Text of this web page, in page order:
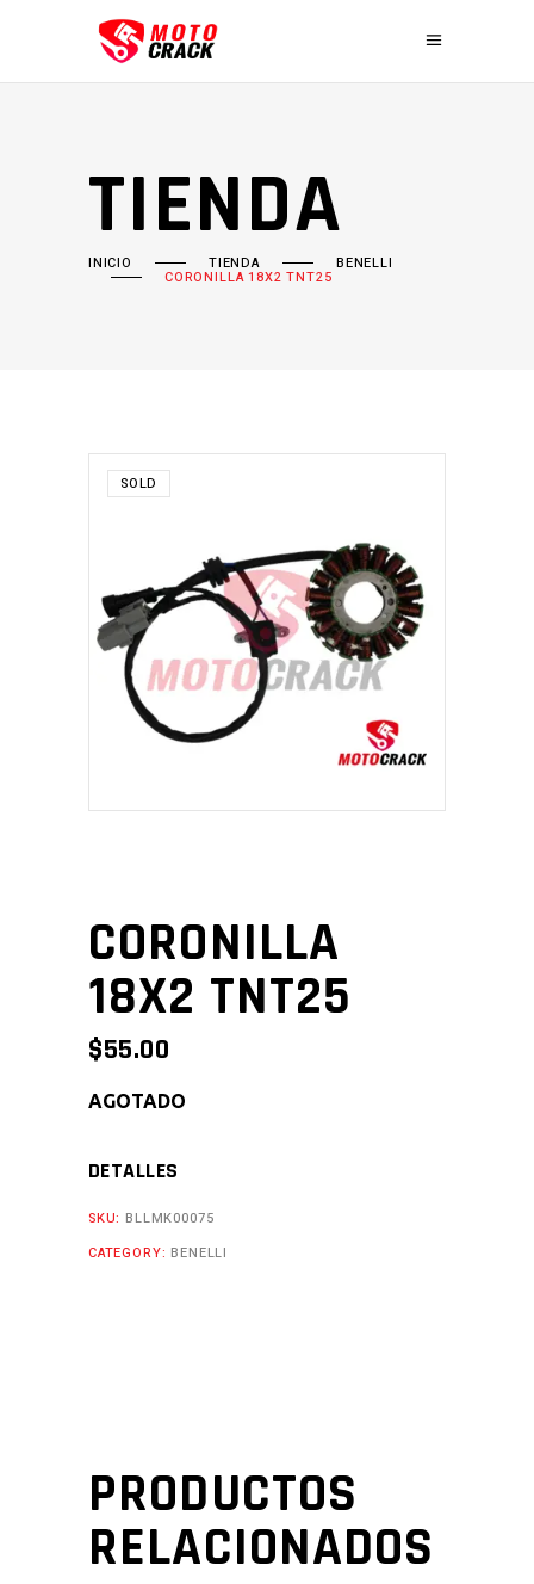
TIENDA
INICIO TIENDA BENELLI
CORONILLA 18X2 TNT25
SOLD
CORONILLA
18X2 TNT25
$55.00
AGOTADO
DETALLES
SKU: BLLMK00075
CATEGORY: BENELLI
PRODUCTOS
RELACIONADOS